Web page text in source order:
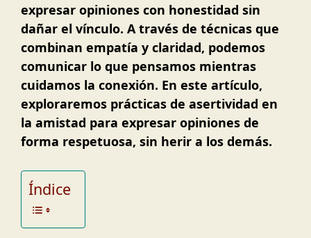
expresar opiniones con honestidad sin
dañar el vínculo. A través de técnicas que
combinan empatía y claridad, podemos
comunicar lo que pensamos mientras
cuidamos la conexión. En este artículo,
exploraremos prácticas de asertividad en
la amistad para expresar opiniones de
forma respetuosa, sin herir a los demás.
Índice